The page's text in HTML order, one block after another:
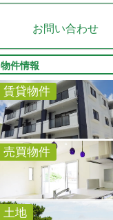
お問い合わせ
物件情報
賃貸物件
売買物件
土地